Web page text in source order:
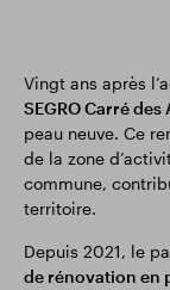
Vingt ans après
SEGRO Carré
peau neuve. Ce
de la zone
commune,
territoire.
Depuis 2021, le
de rénovation en